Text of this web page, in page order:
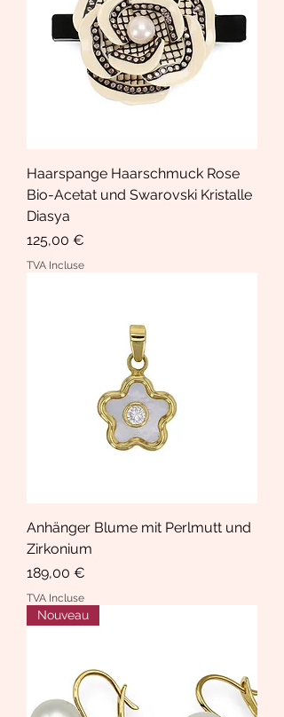
Haarspange Haarschmuck Rose
Bio-Acetat und Swarovski Kristalle
Diasya
Prix
125,00 €
TVA Incluse
Anhänger Blume mit Perlmutt und
Zirkonium
Prix
189,00 €
TVA Incluse
Nouveau